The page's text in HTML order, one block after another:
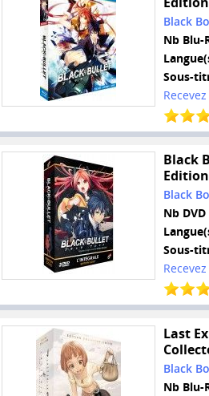
Black
Nb Blu-
Sous-
Black
Black
Nb DVD
Sous-
Last
Black
Nb Blu-